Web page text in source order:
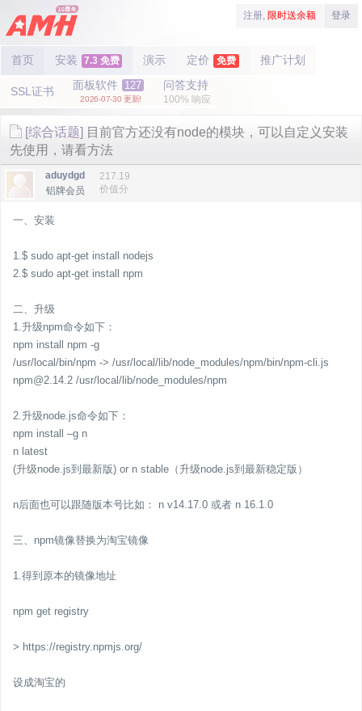
注册, 限时送余额 登录
首页 安装 7.3 免费 演示 定价 免费 推广计划
SSL证书 面板软件 127
2026-07-30 更新!
问答支持
100% 响应
[综合话题] 目前官方还没有node的模块，可以自定义安装
先使用，请看方法
aduydgd
铝牌会员
217.19
价值分
一、安装
1.$ sudo apt-get install nodejs
2.$ sudo apt-get install npm
二、升级
1.升级npm命令如下：
npm install npm -g
/usr/local/bin/npm -> /usr/local/lib/node_modules/npm/bin/npm-cli.js
npm@2.14.2 /usr/local/lib/node_modules/npm
2.升级node.js命令如下：
npm install –g n
n latest
(升级node.js到最新版) or n stable（升级node.js到最新稳定版）
n后面也可以跟随版本号比如： n v14.17.0 或者 n 16.1.0
三、npm镜像替换为淘宝镜像
1.得到原本的镜像地址
npm get registry
> https://registry.npmjs.org/
设成淘宝的